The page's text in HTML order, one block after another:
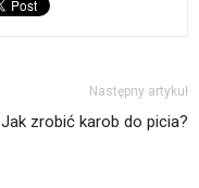
Następny artykuł
Jak zrobić karob do picia?